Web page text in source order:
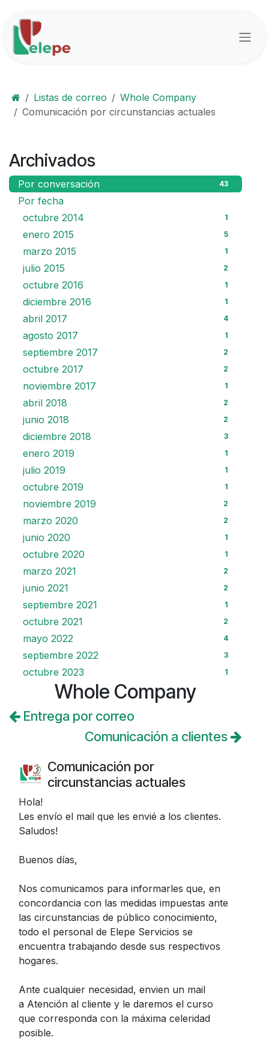
Listas de correo
Whole Company
Comunicación por circunstancias actuales
Archivados
Por conversación 43
Por fecha
octubre 2014
1
enero 2015 5
marzo 2015 1
julio 2015 2
octubre 2016 1
diciembre 2016 1
abril 2017 4
agosto 2017 1
septiembre 2017 2
octubre 2017 2
noviembre 2017 1
abril 2018 2
junio 2018 2
diciembre 2018 3
enero 2019 1
julio 2019 1
octubre 2019 1
noviembre 2019 2
marzo 2020 2
junio 2020 1
octubre 2020 1
marzo 2021 2
junio 2021 2
septiembre 2021 1
octubre 2021 2
mayo 2022 4
septiembre 2022 3
octubre 2023 1
Whole Company
Entrega por correo
Comunicación a clientes
Comunicación por
circunstancias actuales
Hola!
Les envío el mail que les envié a los clientes.
Saludos!
Buenos días,
Nos comunicamos para informarles que, en
concordancia con las medidas impuestas ante
las circunstancias de público conocimiento,
todo el personal de Elepe Servicios se
encuentra trabajando desde sus respectivos
hogares.
Ante cualquier necesidad, envien un mail
a Atención al cliente y le daremos el curso
que corresponda con la máxima celeridad
posible.